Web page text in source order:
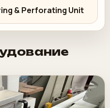
& Perforating Unit